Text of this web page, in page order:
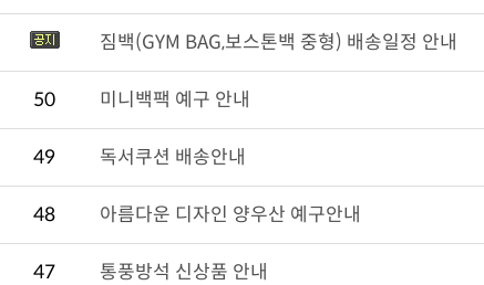
짐백(GYM BAG,보스톤백 중형) 배송일정 안내
50 미니백팩 예구 안내
49 독서쿠션 배송안내
48 아름다운 디자인 양우산 예구안내
47 통풍방석 신상품 안내